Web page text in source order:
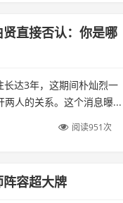
直接否认：你是哪
长达3年，这期间朴灿烈一
人的关系。这个消息曝...
阅读951次
容超大牌